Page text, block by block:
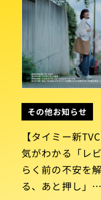
その他お知らせ
【タイミー新
気がわかる「レ
らく前の不安を
る、あと押し」…